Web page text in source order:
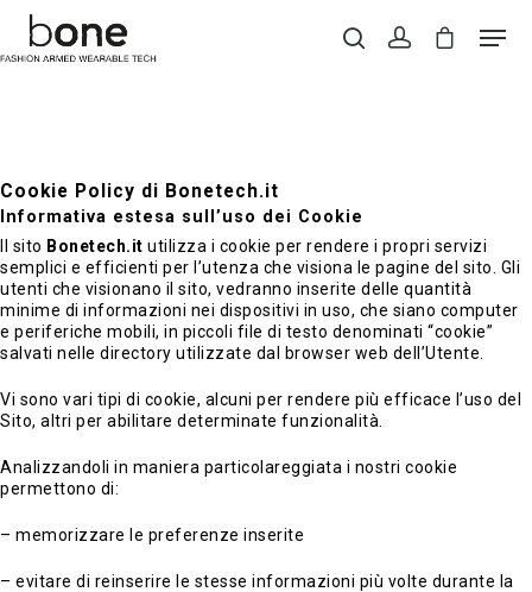
Cookie Policy di Bonetech.it
Informativa estesa sull’uso dei Cookie
Il sito Bonetech.it utilizza i cookie per rendere i propri servizi
semplici e efficienti per l’utenza che visiona le pagine del sito. Gli
utenti che visionano il sito, vedranno inserite delle quantità
minime di informazioni nei dispositivi in uso, che siano computer
e periferiche mobili, in piccoli file di testo denominati “cookie”
salvati nelle directory utilizzate dal browser web dell’Utente.
Vi sono vari tipi di cookie, alcuni per rendere più efficace l’uso del
Sito, altri per abilitare determinate funzionalità.
Analizzandoli in maniera particolareggiata i nostri cookie
permettono di:
– memorizzare le preferenze inserite
– evitare di reinserire le stesse informazioni più volte durante la